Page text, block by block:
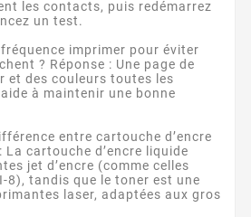
les contacts, puis redémarrez
un test.
imprimer pour éviter
? Réponse : Une page de
et des couleurs toutes les
à maintenir une bonne
entre cartouche d’encre
La cartouche d’encre liquide
jet d’encre (comme celles
8), tandis que le toner est une
laser, adaptées aux gros